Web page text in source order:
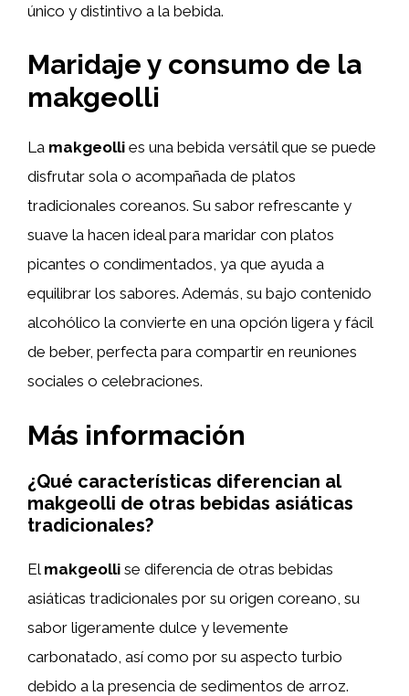
único y distintivo a la bebida.
Maridaje y consumo de la
makgeolli
La makgeolli es una bebida versátil que se puede
disfrutar sola o acompañada de platos
tradicionales coreanos. Su sabor refrescante y
suave la hacen ideal para maridar con platos
picantes o condimentados, ya que ayuda a
equilibrar los sabores. Además, su bajo contenido
alcohólico la convierte en una opción ligera y fácil
de beber, perfecta para compartir en reuniones
sociales o celebraciones.
Más información
¿Qué características diferencian al
makgeolli de otras bebidas asiáticas
tradicionales?
El makgeolli se diferencia de otras bebidas
asiáticas tradicionales por su origen coreano, su
sabor ligeramente dulce y levemente
carbonatado, así como por su aspecto turbio
debido a la presencia de sedimentos de arroz.